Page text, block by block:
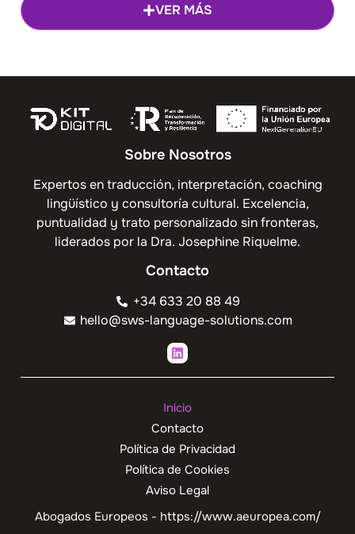
VER MÁS
Sobre Nosotros
Expertos en traducción, interpretación, coaching
lingüístico y consultoría cultural. Excelencia,
puntualidad y trato personalizado sin fronteras,
liderados por la Dra. Josephine Riquelme.
Contacto
+34 633 20 88 49
hello@sws-language-solutions.com
Inicio
Contacto
Política de Privacidad
Política de Cookies
Aviso Legal
Abogados Europeos - https://www.aeuropea.com/